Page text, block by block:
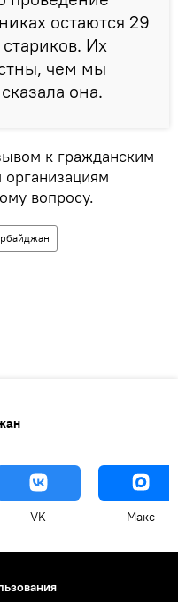
остаются 29
Их
чем мы
она.
к гражданским
вопросу.
VK Макс